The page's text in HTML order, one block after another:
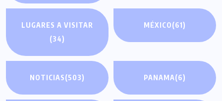
LUGARES A VISITAR
(34)
MÉXICO(61)
NOTICIAS(503) PANAMA(6)